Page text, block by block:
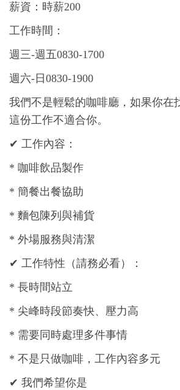
薪資：時薪200
工作時間：
週三-週五0830-1700
週六- 日 0830-1900
我們不是輕鬆的咖啡廳，如果你在
這份工作不適合你。
✔ 工作內容：
* 咖啡飲品製作
* 簡餐出餐協助
* 麵包陳列與補貨
* 外場服務與清潔
✔ 工作特性（請務必看）：
* 長時間站立
* 尖峰時段節奏快、壓力高
* 需要同時處理多件事情
* 不是只做咖啡，工作內容多元
✔ 我們希望你是